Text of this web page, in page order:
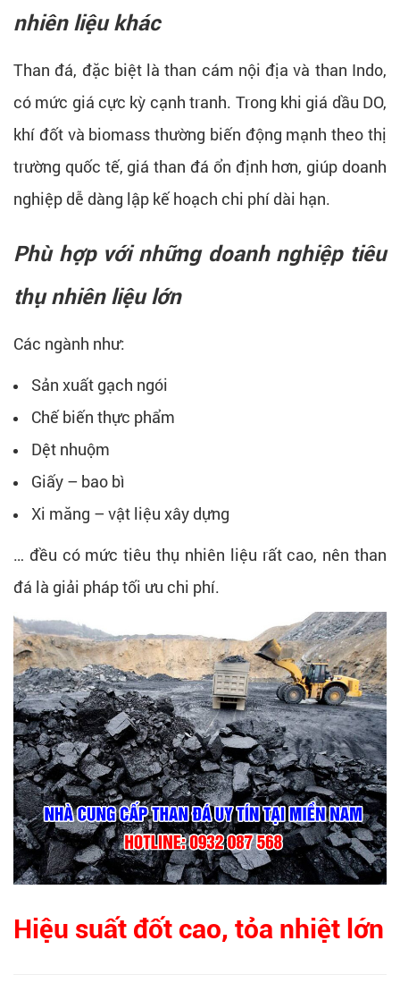
nhiên liệu khác
Than đá, đặc biệt là than cám nội địa và than Indo,
có mức giá cực kỳ cạnh tranh. Trong khi giá dầu DO,
khí đốt và biomass thường biến động mạnh theo thị
trường quốc tế, giá than đá ổn định hơn, giúp doanh
nghiệp dễ dàng lập kế hoạch chi phí dài hạn.
Phù hợp với những doanh nghiệp tiêu
thụ nhiên liệu lớn
Các ngành như:
Sản xuất gạch ngói
Chế biến thực phẩm
Dệt nhuộm
Giấy – bao bì
Xi măng – vật liệu xây dựng
… đều có mức tiêu thụ nhiên liệu rất cao, nên than
đá là giải pháp tối ưu chi phí.
Hiệu suất đốt cao, tỏa nhiệt lớn